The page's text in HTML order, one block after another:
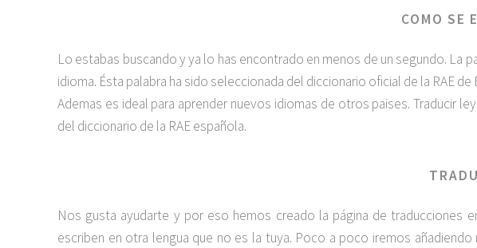
COMO SE
Lo estabas buscando y ya lo has encontrado en menos de un segundo. La
idioma. Ésta palabra ha sido seleccionada del diccionario oficial de la RAE
Ademas es ideal para aprender nuevos idiomas de otros paises. Traducir
del diccionario de la RAE española.
Nos gusta ayudarte y por eso hemos creado la página de traducciones
escriben en otra lengua que no es la tuya. Poco a poco iremos